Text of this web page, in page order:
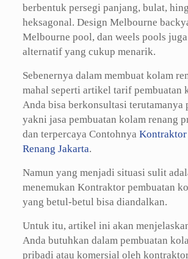
berbentuk persegi panjang, bulat,
heksagonal. Design Melbourne
Melbourne pool, dan weels pools
alternatif yang cukup menarik.
Sebenernya dalam membuat kolam
mahal seperti artikel tarif pembuatan
Anda bisa berkonsultasi terutamanya
yakni jasa pembuatan kolam renang
dan terpercaya Contohnya
Renang Jakarta.
Namun yang menjadi situasi sulit
menemukan Kontraktor pembuatan
yang betul-betul bisa diandalkan.
Untuk itu, artikel ini akan
Anda butuhkan dalam pembuatan
pribadi atau komersial oleh